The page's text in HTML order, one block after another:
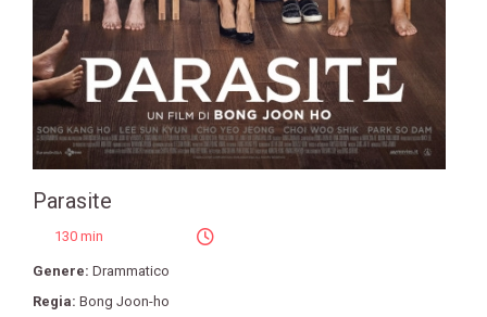
Parasite
130 min
Genere: Drammatico
Regia: Bong Joon-ho